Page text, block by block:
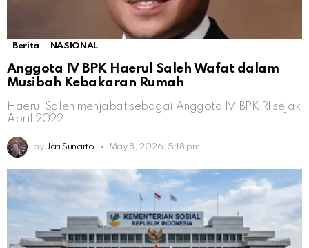
Berita NASIONAL
Anggota IV BPK Haerul Saleh Wafat dalam
Musibah Kebakaran Rumah
Haerul Saleh menjabat sebagai Anggota IV BPK RI sejak
April 2022
by Jati Sunarto May 8, 2026, 5:18 pm